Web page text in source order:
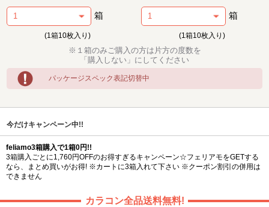
箱
(1箱10枚入り)
箱
(1箱10枚入り)
※１箱のみご購入の方は片方の度数を
「購入しない」にしてください
パッケージスペック表記切替中
今だけキャンペーン中!!
feliamo3箱購入で1箱0円!!
3箱購入ごとに1,760円OFFのお得すぎるキャンペーン☆フェリアモをGETする
なら、まとめ買いがお得! ※カートに3箱入れて下さい ※クーポン割引の併用は
できません
カラコン全品送料無料!